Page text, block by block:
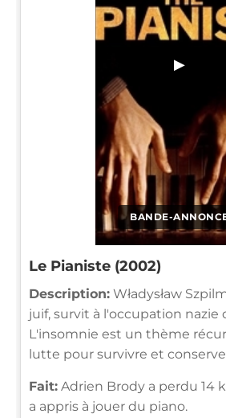
BANDE-
▶
Le Pianiste (2002)
Description: Władysław
juif, survit à l'occupation nazie
L'insomnie est un thème
lutte pour survivre et
Fait: Adrien Brody a perdu 14
a appris à jouer du piano.